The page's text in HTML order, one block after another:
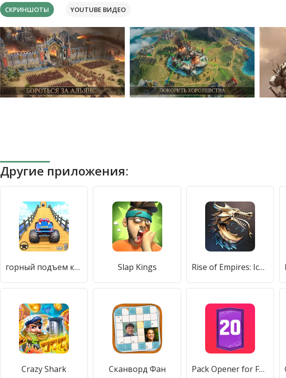
СКРИНШОТЫ YOUTUBE ВИДЕО
Другие приложения:
горный подъем каскадеры бездорожье авто гонки игра Slap Kings Rise of Empires: Ice and Fire
Crazy Shark Сканворд Фан Pack Opener for FUT 20 by SMOQ